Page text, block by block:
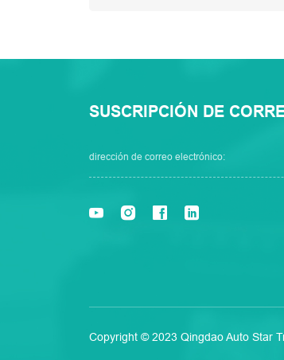
SUSCRIPCIÓN DE
Copyright © 2023 Qingdao Auto Star